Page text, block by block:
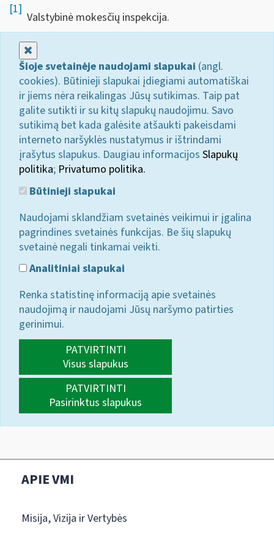
[1]
Valstybinė mokesčių inspekcija.
Šioje svetainėje naudojami slapukai (angl.
cookies). Būtinieji slapukai įdiegiami automatiškai
ir jiems nėra reikalingas Jūsų sutikimas. Taip pat
galite sutikti ir su kitų slapukų naudojimu. Savo
sutikimą bet kada galėsite atšaukti pakeisdami
interneto naršyklės nustatymus ir ištrindami
įrašytus slapukus. Daugiau informacijos Slapukų
politika; Privatumo politika.
Būtinieji slapukai
Naudojami sklandžiam svetainės veikimui ir įgalina
pagrindines svetainės funkcijas. Be šių slapukų
svetainė negali tinkamai veikti.
Analitiniai slapukai
Renka statistinę informaciją apie svetainės
naudojimą ir naudojami Jūsų naršymo patirties
gerinimui.
PATVIRTINTI
Visus slapukus
PATVIRTINTI
Pasirinktus slapukus
APIE VMI
Misija, Vizija ir Vertybės